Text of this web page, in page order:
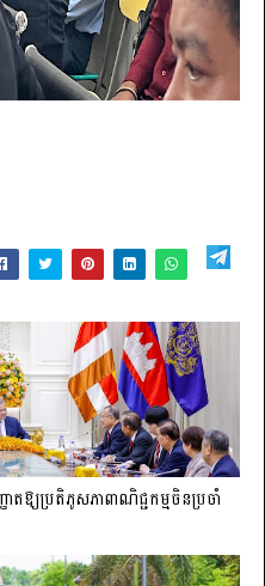
ឱ្យប្រតិភូសភាពាណិជ្ជកម្មចិន​ប្រចាំ